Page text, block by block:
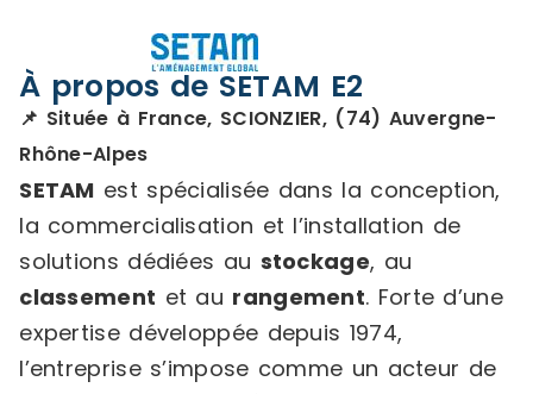
À propos de SETAM E2
📌 Située à France, SCIONZIER, (74) Auvergne-
Rhône-Alpes
SETAM est spécialisée dans la conception,
la commercialisation et l’installation de
solutions dédiées au stockage, au
classement et au rangement. Forte d’une
expertise développée depuis 1974,
l’entreprise s’impose comme un acteur de